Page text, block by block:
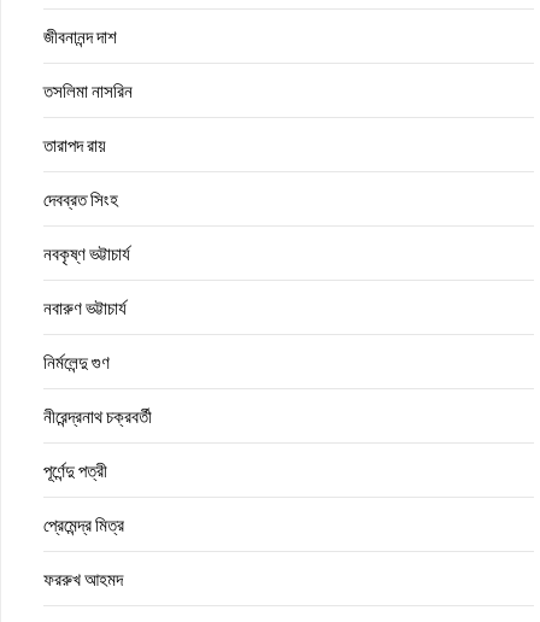
জীবনানন্দ দাশ
তসলিমা নাসরিন
তারাপদ রায়
দেবব্রত সিংহ
নবকৃষ্ণ ভট্টাচার্য
নবারুণ ভট্টাচার্য
নির্মলেন্দু গুণ
নীরেন্দ্রনাথ চক্রবর্তী
পূর্ণেন্দু পত্রী
প্রেমেন্দ্র মিত্র
ফররুখ আহমদ